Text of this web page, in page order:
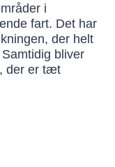
i
fart. Det har
der helt
bliver
der er tæt